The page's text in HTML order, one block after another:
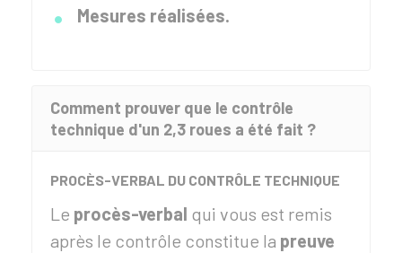
Mesures réalisées.
Comment prouver que le contrôle
technique d'un 2,3 roues a été fait ?
PROCÈS-VERBAL DU CONTRÔLE TECHNIQUE
Le procès-verbal qui vous est remis
après le contrôle constitue la preuve